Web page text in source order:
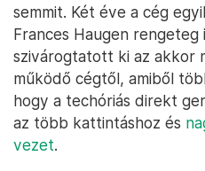
semmit. Két éve a cég
Frances Haugen
szivárogtatott ki az akkor
működő cégtől, amiből
hogy a techóriás direkt
az több kattintáshoz és
vezet.